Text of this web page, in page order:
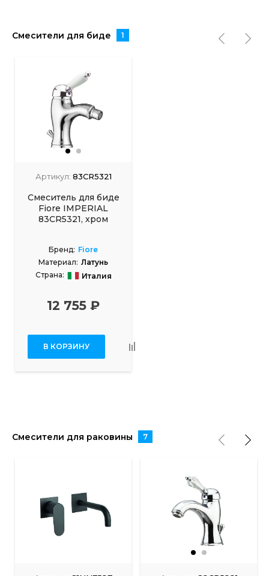
Смесители для биде 1
Артикул: 83CR5321
Смеситель для биде
Fiore IMPERIAL
83CR5321, хром
Бренд: Fiore
Материал: Латунь
Страна:
Италия
12 755 ₽
В КОРЗИНУ
Смесители для раковины 7